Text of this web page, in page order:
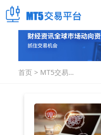
首页 > MT5交易指